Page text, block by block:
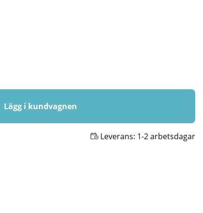
Lägg i kundvagnen
Leverans: 1-2 arbetsdagar